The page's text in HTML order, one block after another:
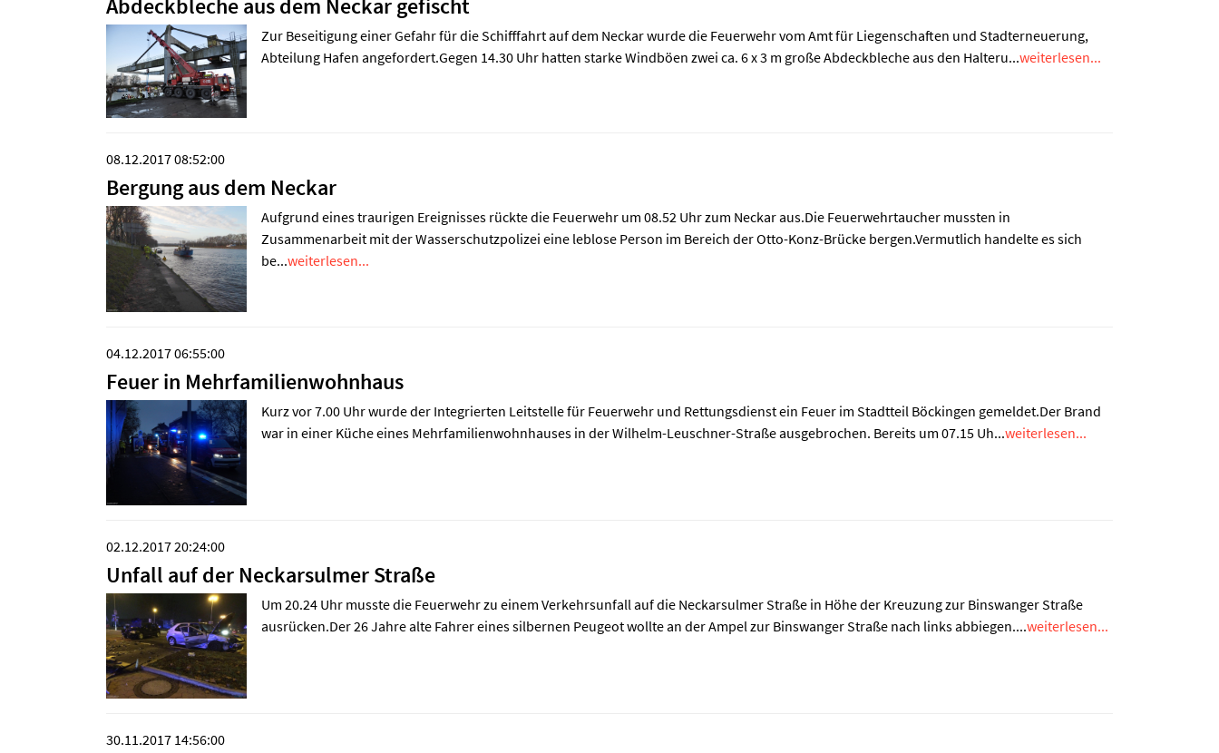
Abdeckbleche aus dem Neckar gefischt
Zur Beseitigung einer Gefahr für die Schifffahrt auf dem Neckar wurde die Feuerwehr vom Amt für Liegenschaften und Stadterneuerung,
Abteilung Hafen angefordert.Gegen 14.30 Uhr hatten starke Windböen zwei ca. 6 x 3 m große Abdeckbleche aus den Halteru...weiterlesen...
08.12.2017 08:52:00
Bergung aus dem Neckar
Aufgrund eines traurigen Ereignisses rückte die Feuerwehr um 08.52 Uhr zum Neckar aus.Die Feuerwehrtaucher mussten in
Zusammenarbeit mit der Wasserschutzpolizei eine leblose Person im Bereich der Otto-Konz-Brücke bergen.Vermutlich handelte es sich
be...weiterlesen...
04.12.2017 06:55:00
Feuer in Mehrfamilienwohnhaus
Kurz vor 7.00 Uhr wurde der Integrierten Leitstelle für Feuerwehr und Rettungsdienst ein Feuer im Stadtteil Böckingen gemeldet.Der Brand
war in einer Küche eines Mehrfamilienwohnhauses in der Wilhelm-Leuschner-Straße ausgebrochen. Bereits um 07.15 Uh...weiterlesen...
02.12.2017 20:24:00
Unfall auf der Neckarsulmer Straße
Um 20.24 Uhr musste die Feuerwehr zu einem Verkehrsunfall auf die Neckarsulmer Straße in Höhe der Kreuzung zur Binswanger Straße
ausrücken.Der 26 Jahre alte Fahrer eines silbernen Peugeot wollte an der Ampel zur Binswanger Straße nach links abbiegen....weiterlesen...
30.11.2017 14:56:00